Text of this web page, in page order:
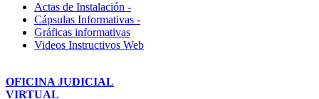
Actas de Instalación -
Cápsulas Informativas -
Gráficas informativas
Videos Instructivos Web
OFICINA JUDICIAL
VIRTUAL